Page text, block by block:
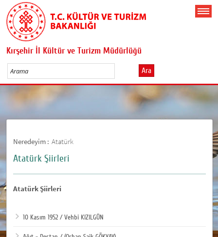
Kırşehir İl Kültür ve Turizm Müdürlüğü
Ara
Neredeyim : Atatürk
Atatürk Şiirleri
Atatürk Şiirleri
10 Kasım 1952 / Vehbi KIZILGÜN